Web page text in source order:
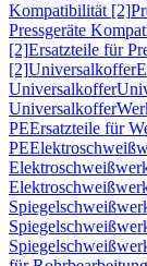
Kompatibilität [2]
Pressgeräte
[2]Ersatzteile für
[2]Universalkoffer
Universalkoffer
Universalkoffer
PEErsatzteile für
PE